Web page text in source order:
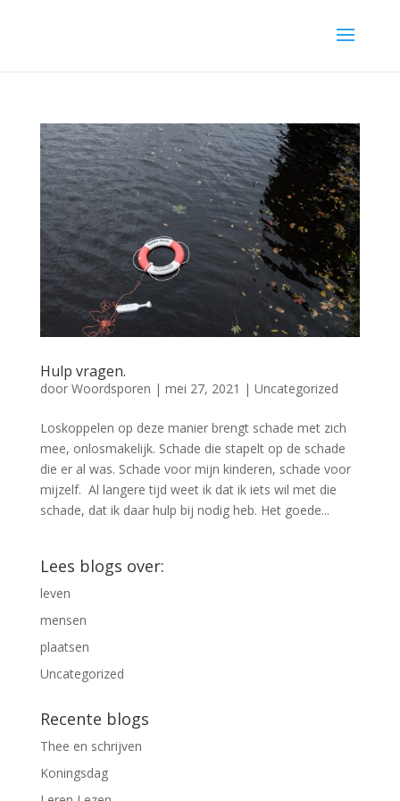
Hulp vragen.
door Woordsporen | mei 27, 2021 | Uncategorized
Loskoppelen op deze manier brengt schade met zich
mee, onlosmakelijk. Schade die stapelt op de schade
die er al was. Schade voor mijn kinderen, schade voor
mijzelf. Al langere tijd weet ik dat ik iets wil met die
schade, dat ik daar hulp bij nodig heb. Het goede...
Lees blogs over:
leven
mensen
plaatsen
Uncategorized
Recente blogs
Thee en schrijven
Koningsdag